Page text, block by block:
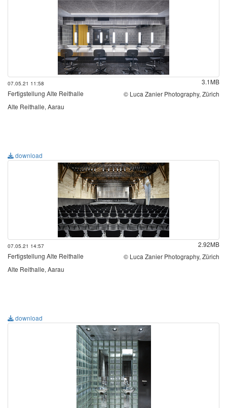
07.05.21 11:58
3.1MB
© Luca Zanier Photography, Zürich
Fertigstellung Alte Reithalle
Alte Reithalle, Aarau
download
07.05.21 14:57
2.92MB
© Luca Zanier Photography, Zürich
Fertigstellung Alte Reithalle
Alte Reithalle, Aarau
download